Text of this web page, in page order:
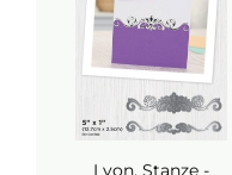
Lyon, Stanze -